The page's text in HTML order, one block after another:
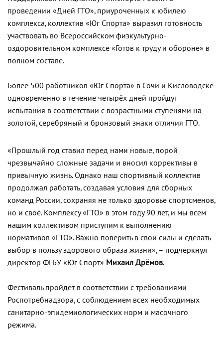
проведении «Дней ГТО», приуроченных к юбилею
комплекса, коллектив «Юг Спорта» выразил готовность
участвовать во Всероссийском физкультурно-
оздоровительном комплексе «Готов к труду и обороне» в
полном составе.
Более 500 работников «Юг Спорта» в Сочи и Кисловодске
одновременно в течение четырёх дней пройдут
испытания в соответствии с возрастными ступенями на
золотой, серебряный и бронзовый знаки отличия ГТО.
«Прошлый год ставил перед нами новые, порой
чрезвычайно сложные задачи и вносил коррективы в
привычную жизнь. Однако наш спортивный коллектив
продолжал работать, создавая условия для сборных
команд России, сохраняя не только здоровье спортсменов,
но и своё. Комплексу «ГТО» в этом году 90 лет, и мы всем
нашим коллективом приступим к выполнению
нормативов «ГТО». Важно поверить в свои силы и сделать
выбор в пользу здорового образа жизни», – подчеркнул
директор ФГБУ «Юг Спорт» Михаил Дрёмов.
Фестиваль пройдёт в соответствии с требованиями
Роспотребнадзора, с соблюдением всех необходимых
санитарно-эпидемиологических норм и масочного
режима.